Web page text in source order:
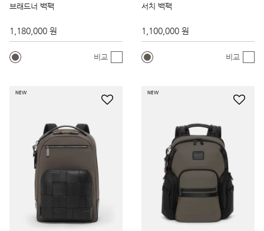
브래드너 백팩
1,180,000 원
비교
서치 백팩
1,100,000 원
비교
NEW NEW